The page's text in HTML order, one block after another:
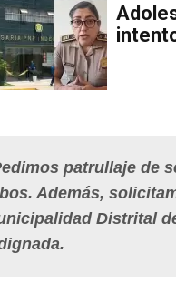
patrullaje de
Además,
Distrital